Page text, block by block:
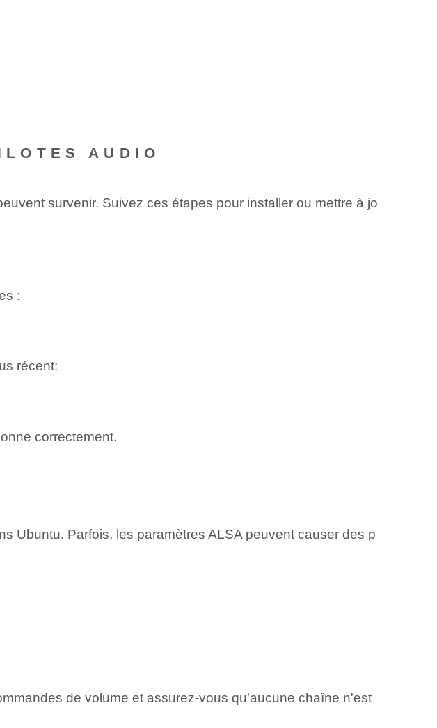
AUDIO
survenir. Suivez⁤ ces étapes pour installer ou mettre à jo
:
récent:
correctement.
Ubuntu. Parfois, les paramètres ALSA peuvent causer des p
de volume et assurez-vous qu'aucune chaîne n'est